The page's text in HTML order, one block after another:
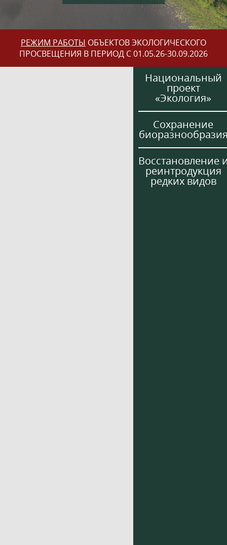
РЕЖИМ РАБОТЫ ОБЪЕКТОВ ЭКОЛОГИЧЕСКОГО
ПРОСВЕЩЕНИЯ В ПЕРИОД С 01.05.26-30.09.2026
Национальный
проект
«Экология»
Сохранение
Восстановление
реинтродукция
редких видов